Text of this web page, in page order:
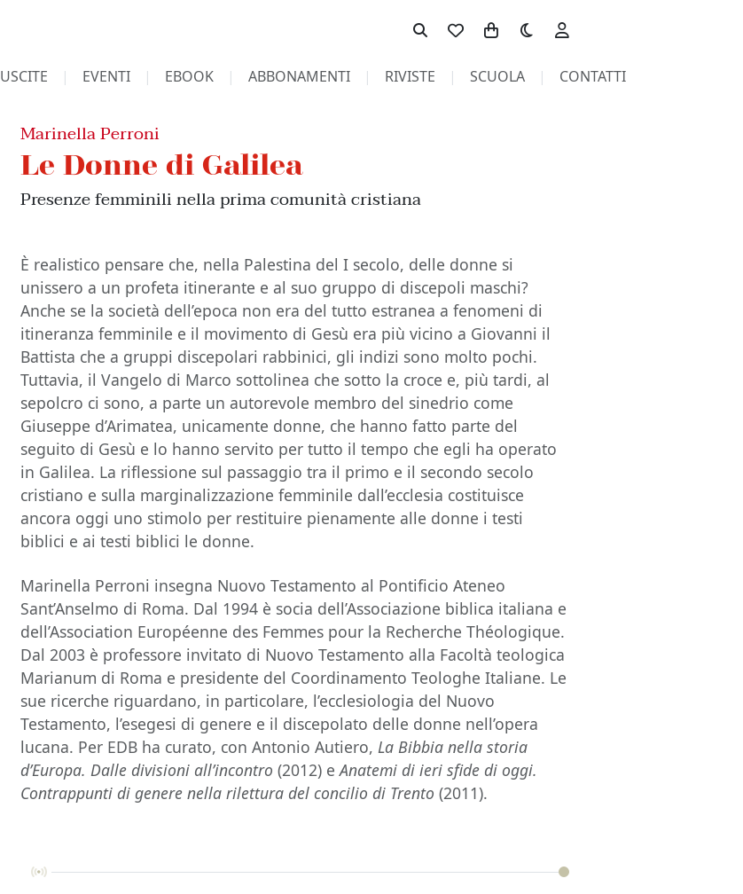
Toggle theme
USCITE EVENTI EBOOK ABBONAMENTI RIVISTE SCUOLA CONTATTI
Marinella Perroni
Le Donne di Galilea
Presenze femminili nella prima comunità cristiana
È realistico pensare che, nella Palestina del I secolo, delle donne si
unissero a un profeta itinerante e al suo gruppo di discepoli maschi?
Anche se la società dell’epoca non era del tutto estranea a fenomeni di
itineranza femminile e il movimento di Gesù era più vicino a Giovanni il
Battista che a gruppi discepolari rabbinici, gli indizi sono molto pochi.
Tuttavia, il Vangelo di Marco sottolinea che sotto la croce e, più tardi, al
sepolcro ci sono, a parte un autorevole membro del sinedrio come
Giuseppe d’Arimatea, unicamente donne, che hanno fatto parte del
seguito di Gesù e lo hanno servito per tutto il tempo che egli ha operato
in Galilea. La riflessione sul passaggio tra il primo e il secondo secolo
cristiano e sulla marginalizzazione femminile dall’ecclesia costituisce
ancora oggi uno stimolo per restituire pienamente alle donne i testi
biblici e ai testi biblici le donne.
Marinella Perroni insegna Nuovo Testamento al Pontificio Ateneo
Sant’Anselmo di Roma. Dal 1994 è socia dell’Associazione biblica italiana e
dell’Association Européenne des Femmes pour la Recherche Théologique.
Dal 2003 è professore invitato di Nuovo Testamento alla Facoltà teologica
Marianum di Roma e presidente del Coordinamento Teologhe Italiane. Le
sue ricerche riguardano, in particolare, l’ecclesiologia del Nuovo
Testamento, l’esegesi di genere e il discepolato delle donne nell’opera
lucana. Per EDB ha curato, con Antonio Autiero,La Bibbia nella storia
d’Europa. Dalle divisioni all’incontro (2012) eAnatemi di ieri sfide di oggi.
Contrappunti di genere nella rilettura del concilio di Trento (2011).